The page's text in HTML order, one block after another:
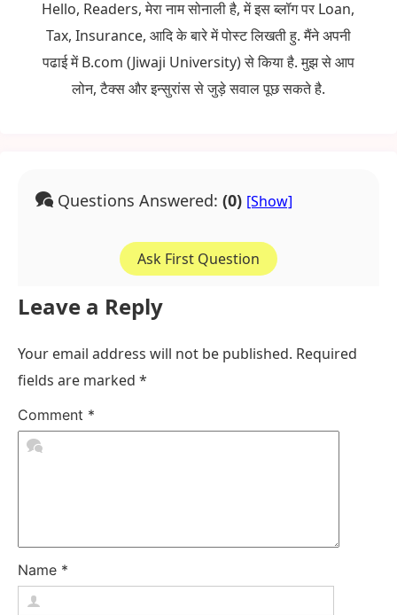
Hello, Readers, मेरा नाम सोनाली है, में इस ब्लॉग पर Loan,
Tax, Insurance, आदि के बारे में पोस्ट लिखती हु. मैंने अपनी
पढाई में B.com (Jiwaji University) से किया है. मुझ से आप
लोन, टैक्स और इन्सुरांस से जुड़े सवाल पूछ सकते है.
Questions Answered: (0)
Ask First Question
Leave a Reply
Your email address will not be published. Required
fields are marked *
Comment *
Name *